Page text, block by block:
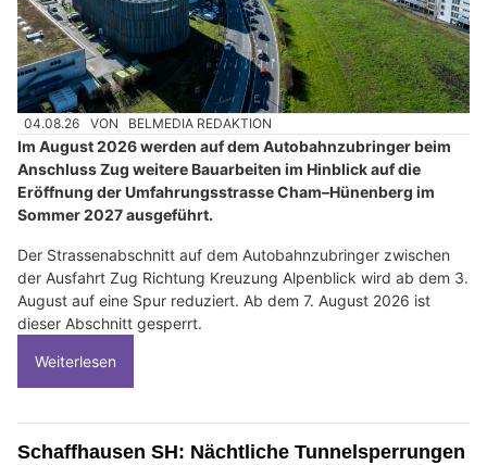
04.08.26 VON BELMEDIA REDAKTION
Im August 2026 werden auf dem Autobahnzubringer beim
Anschluss Zug weitere Bauarbeiten im Hinblick auf die
Eröffnung der Umfahrungsstrasse Cham–Hünenberg im
Sommer 2027 ausgeführt.
Der Strassenabschnitt auf dem Autobahnzubringer zwischen
der Ausfahrt Zug Richtung Kreuzung Alpenblick wird ab dem 3.
August auf eine Spur reduziert. Ab dem 7. August 2026 ist
dieser Abschnitt gesperrt.
Weiterlesen
Schaffhausen SH: Nächtliche Tunnelsperrungen